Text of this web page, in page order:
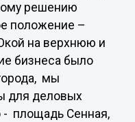
решению
положение –
на верхнюю и
бизнеса было
мы
для деловых
- площадь Сенная,